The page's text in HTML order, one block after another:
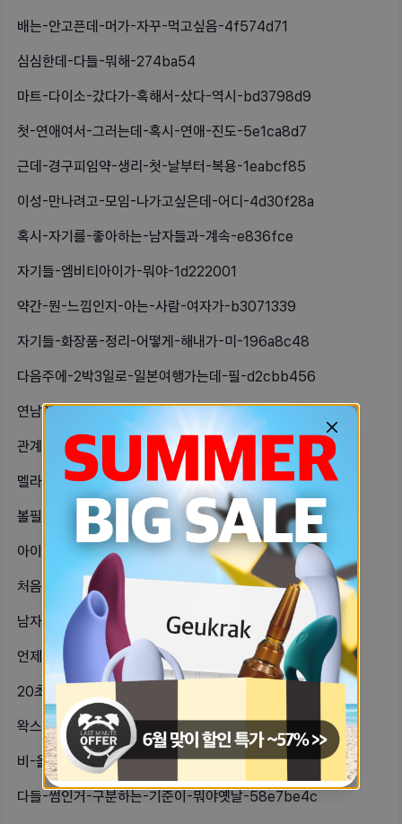
배는-안고픈데-머가-자꾸-먹고싶음-4f574d71
심심한데-다들-뭐해-274ba54
마트-다이소-갔다가-혹해서-샀다-역시-bd3798d9
첫-연애여서-그러는데-혹시-연애-진도-5e1ca8d7
근데-경구피임약-생리-첫-날부터-복용-1eabcf85
이성-만나려고-모임-나가고싶은데-어디-4d30f28a
혹시-자기를-좋아하는-남자들과-계속-e836fce
자기들-엠비티아이가-뭐야-1d222001
약간-뭔-느낌인지-아는-사람-여자가-b3071339
자기들-화장품-정리-어떻게-해내가-미-196a8c48
다음주에-2박3일로-일본여행가는데-필-d2cbb456
연남에-양식-잘하는-집-어디있어스테이-517035b9
관계하고-8주-넘었는데-임신이면-바로-4cc5a796
멜라토닌-영양제-먹는-자기-있어어때-57fb32f5
볼필러-맞아본-자기-있을까나-볼살이-353f351
아이폰-미니시리즈-써본언니들있어-12-8aca73ad
처음엔-조금씩-묻어나오다가-어제부턴-5cb5d9fb
남자친구랑-싸웠는데-내가-너무-실망하-70878499
언제부턴가-내가-박고싶다는ㅋㅋㅠㅠㅜㅜ-bae3fff6
20초-여자가-혼자-홍대나-이태원-놀-6b7ee8
왁스-추천해줄-셀프-왁싱하는-자기-구-31e6099f
비-올-때-꼭-먹는-음식-838264a3
다들-썸인거-구분하는-기준이-뭐야옛날-58e7be4c